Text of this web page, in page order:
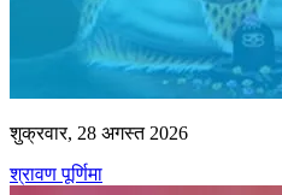
शुक्रवार, 28 अगस्त 2026
श्रावण पूर्णिमा